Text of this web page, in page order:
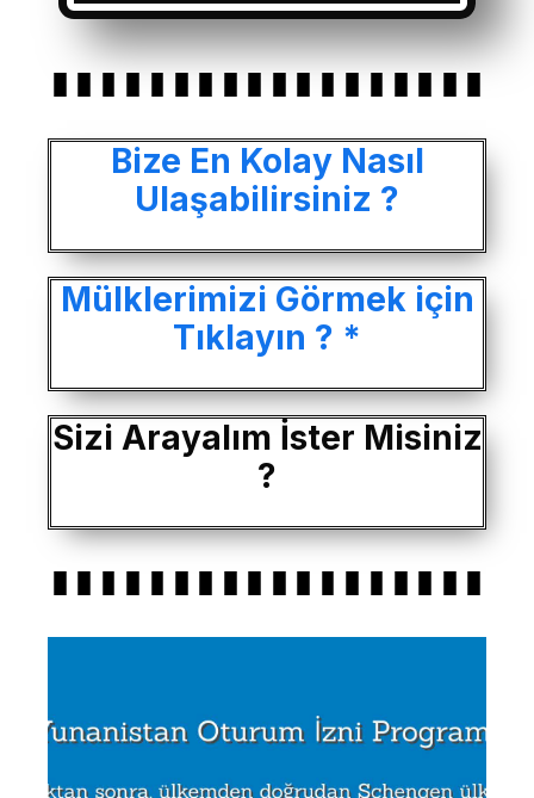
Bize En Kolay Nasıl
Ulaşabilirsiniz ?
Mülklerimizi Görmek için
Tıklayın ? *
Sizi Arayalım İster Misiniz
?